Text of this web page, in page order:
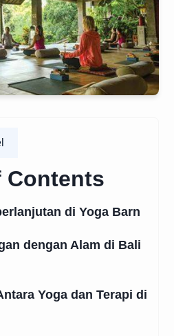
Contents
di Yoga Barn
dengan Alam di Bali
Yoga dan Terapi di